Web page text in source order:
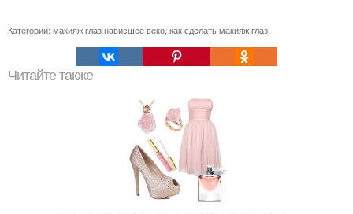
Категории: макияж глаз нависшее веко, как сделать макияж глаз
Читайте также